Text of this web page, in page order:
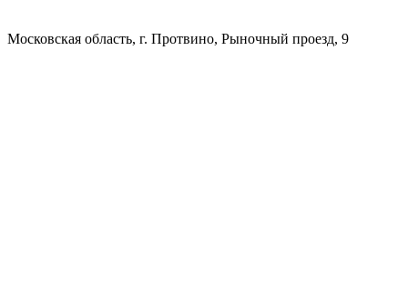
Московская область, г. Протвино, Рыночный проезд, 9